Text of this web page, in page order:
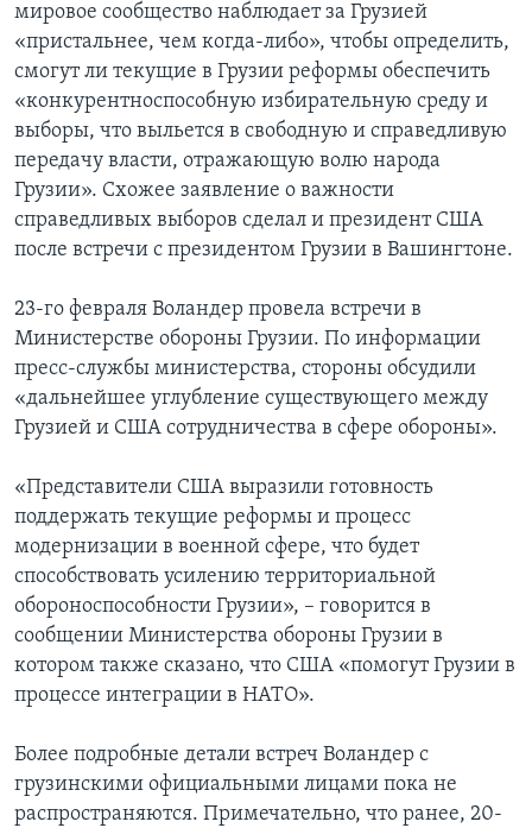
мировое сообщество наблюдает за Грузией
«пристальнее, чем когда-либо», чтобы определить,
смогут ли текущие в Грузии реформы обеспечить
«конкурентноспособную избирательную среду и
выборы, что выльется в свободную и справедливую
передачу власти, отражающую волю народа
Грузии». Схожее заявление о важности
справедливых выборов сделал и президент США
после встречи с президентом Грузии в Вашингтоне.
23-го февраля Воландер провела встречи в
Министерстве обороны Грузии. По информации
пресс-службы министерства, стороны обсудили
«дальнейшее углубление существующего между
Грузией и США сотрудничества в сфере обороны».
«Представители США выразили готовность
поддержать текущие реформы и процесс
модернизации в военной сфере, что будет
способствовать усилению территориальной
обороноспособности Грузии», – говорится в
сообщении Министерства обороны Грузии в
котором также сказано, что США «помогут Грузии в
процессе интеграции в НАТО».
Более подробные детали встреч Воландер с
грузинскими официальными лицами пока не
распространяются. Примечательно, что ранее, 20-